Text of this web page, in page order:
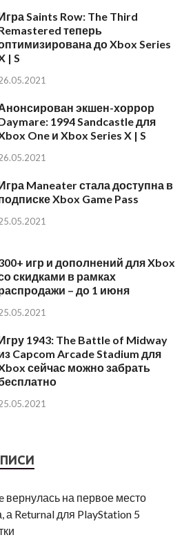
Saints Row: The Third
теперь
до Xbox Series
| S
экшен-хоррор
1994 Sandcastle для
One и Xbox Series X | S
Maneater стала доступна в
Xbox Game Pass
игр и дополнений для Xbox
скидками в рамках
– до 1 июня
1943: The Battle of Midway
Capcom Arcade Stadium для
сейчас можно забрать
вернулась на первое место
а Returnal для PlayStation 5